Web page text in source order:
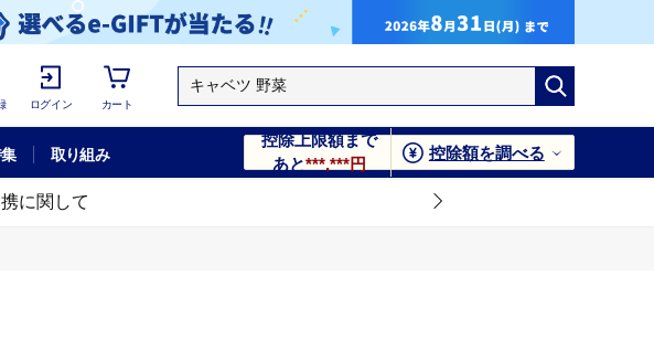
ログイン カート
取り組み
控除上限額まで
あと***,***円
控除額を調べる
に関して